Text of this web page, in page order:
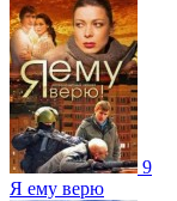
9
Я ему верю